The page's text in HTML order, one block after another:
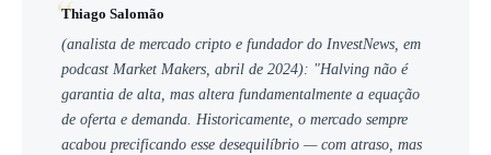
Thiago Salomão
(analista de mercado cripto e fundador do InvestNews, em
podcast Market Makers, abril de 2024): "Halving não é
garantia de alta, mas altera fundamentalmente a equação
de oferta e demanda. Historicamente, o mercado sempre
acabou precificando esse desequilíbrio — com atraso, mas